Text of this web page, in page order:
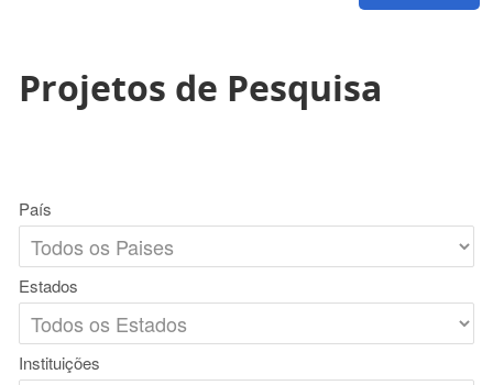
Projetos de Pesquisa
País
Estados
Instituições